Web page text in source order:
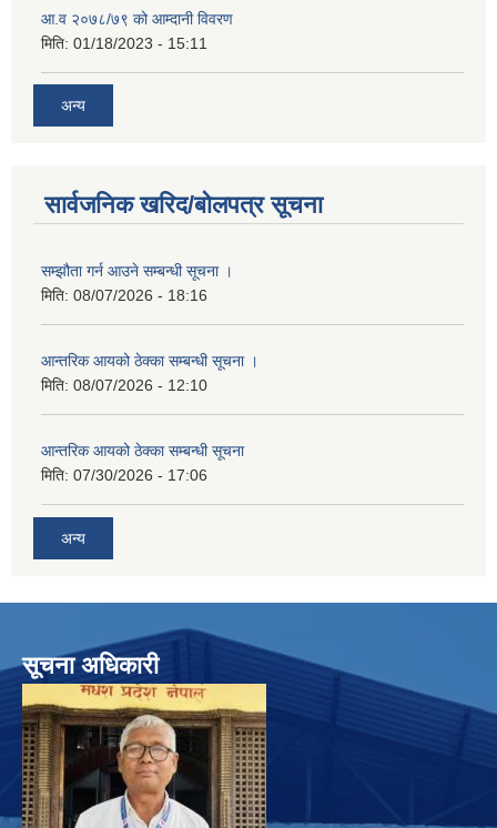
आ.व २०७८/७९ को आम्दानी विवरण
मिति: 01/18/2023 - 15:11
अन्य
सार्वजनिक खरिद/बोलपत्र सूचना
सम्झौता गर्न आउने सम्बन्धी सूचना ।
मिति: 08/07/2026 - 18:16
आन्तरिक आयको ठेक्का सम्बन्धी सूचना ।
मिति: 08/07/2026 - 12:10
आन्तरिक आयको ठेक्का सम्बन्धी सूचना
मिति: 07/30/2026 - 17:06
अन्य
सूचना अधिकारी